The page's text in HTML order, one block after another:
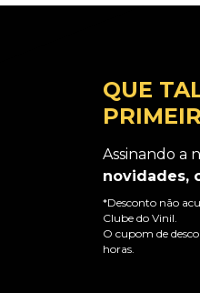
QUE
Assinando a
novidades,
*Desconto não
Clube do Vinil.
O cupom de
horas.